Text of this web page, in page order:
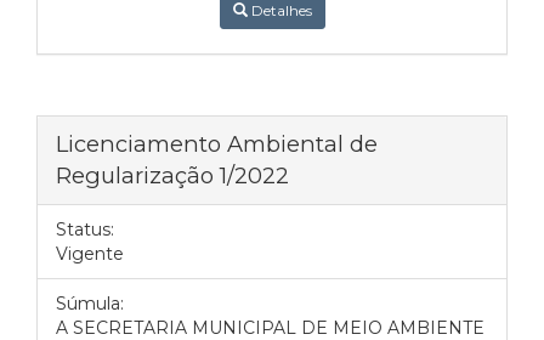
Detalhes
Licenciamento Ambiental de
Regularização 1/2022
Status:
Vigente
Súmula:
A SECRETARIA MUNICIPAL DE MEIO AMBIENTE